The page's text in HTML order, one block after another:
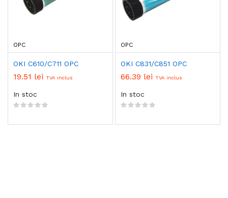
OPC
OKI C610/C711 OPC
19.51 lei TVA inclus
In stoc
OPC
OKI C831/C851 OPC
66.39 lei TVA inclus
In stoc